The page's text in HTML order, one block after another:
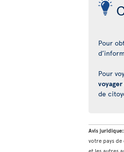
Pour
Pour
de
Avis juridique:
votre pays